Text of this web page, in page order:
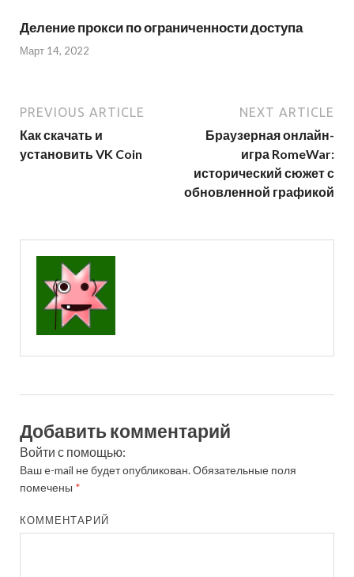
Деление прокси по ограниченности доступа
Март 14, 2022
PREVIOUS ARTICLE
Как скачать и
установить VK Coin
NEXT ARTICLE
Браузерная онлайн-
игра RomeWar:
исторический сюжет с
обновленной графикой
Добавить комментарий
Войти с помощью:
Ваш e-mail не будет опубликован.Обязательные поля
помечены *
КОММЕНТАРИЙ